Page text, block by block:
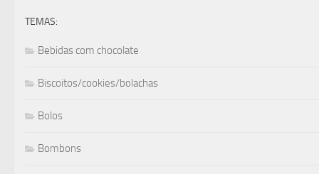
TEMAS:
Bebidas com chocolate
Biscoitos/cookies/bolachas
Bolos
Bombons